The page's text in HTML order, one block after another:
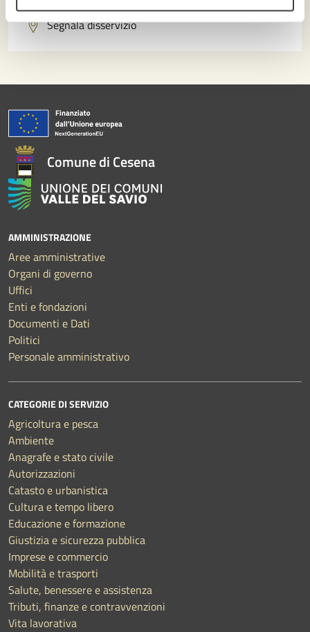
Segnala disservizio
Comune di Cesena
AMMINISTRAZIONE
Aree amministrative
Organi di governo
Uffici
Enti e fondazioni
Documenti e Dati
Politici
Personale amministrativo
CATEGORIE DI SERVIZIO
Agricoltura e pesca
Ambiente
Anagrafe e stato civile
Autorizzazioni
Catasto e urbanistica
Cultura e tempo libero
Educazione e formazione
Giustizia e sicurezza pubblica
Imprese e commercio
Mobilità e trasporti
Salute, benessere e assistenza
Tributi, finanze e contravvenzioni
Vita lavorativa